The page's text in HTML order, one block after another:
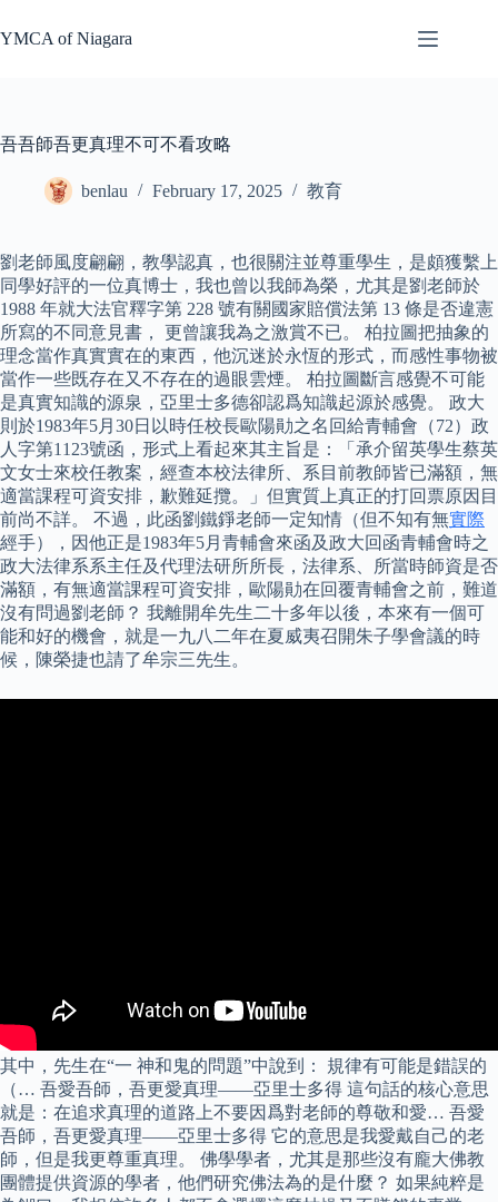
to
content
YMCA of Niagara
吾吾師吾更真理不可不看攻略
benlau February 17, 2025 教育
劉老師風度翩翩，教學認真，也很關注並尊重學生，是頗獲繫上
同學好評的一位真博士，我也曾以我師為榮，尤其是劉老師於
1988 年就大法官釋字第 228 號有關國家賠償法第 13 條是否違憲
所寫的不同意見書， 更曾讓我為之激賞不已。 柏拉圖把抽象的
理念當作真實實在的東西，他沉迷於永恆的形式，而感性事物被
當作一些既存在又不存在的過眼雲煙。 柏拉圖斷言感覺不可能
是真實知識的源泉，亞里士多德卻認爲知識起源於感覺。 政大
則於1983年5月30日以時任校長歐陽勛之名回給青輔會（72）政
人字第1123號函，形式上看起來其主旨是：「承介留英學生蔡英
文女士來校任教案，經查本校法律所、系目前教師皆已滿額，無
適當課程可資安排，歉難延攬。」但實質上真正的打回票原因目
前尚不詳。 不過，此函劉鐵錚老師一定知情（但不知有無實際
經手），因他正是1983年5月青輔會來函及政大回函青輔會時之
政大法律系系主任及代理法研所所長，法律系、所當時師資是否
滿額，有無適當課程可資安排，歐陽勛在回覆青輔會之前，難道
沒有問過劉老師？ 我離開牟先生二十多年以後，本來有一個可
能和好的機會，就是一九八二年在夏威夷召開朱子學會議的時
候，陳榮捷也請了牟宗三先生。
其中，先生在“一 神和鬼的問題”中說到： 規律有可能是錯誤的
（… 吾愛吾師，吾更愛真理——亞里士多得 這句話的核心意思
就是：在追求真理的道路上不要因爲對老師的尊敬和愛… 吾愛
吾師，吾更愛真理——亞里士多得 它的意思是我愛戴自己的老
師，但是我更尊重真理。 佛學學者，尤其是那些沒有龐大佛教
團體提供資源的學者，他們研究佛法為的是什麼？ 如果純粹是